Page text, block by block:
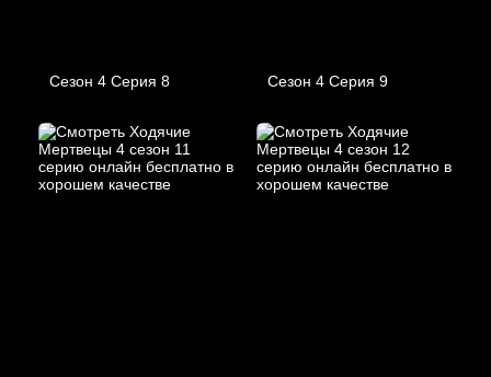
Сезон 4 Серия 8 Сезон 4 Серия 9